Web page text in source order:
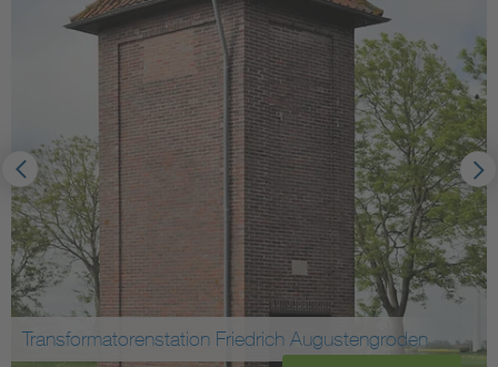
Transformatorenstation Friedrich Augustengroden